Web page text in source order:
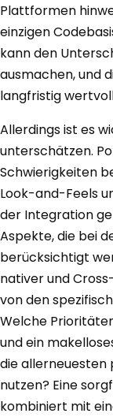
Plattformen
einzigen
kann den
ausmachen, und
langfristig
Allerdings ist es
unterschätzen.
Schwierigkeiten
Look-and-Feels
der Integration
Aspekte, die bei
berücksichtigt
nativer und
von den
Welche
und ein
die allerneuesten
nutzen? Eine
kombiniert mit